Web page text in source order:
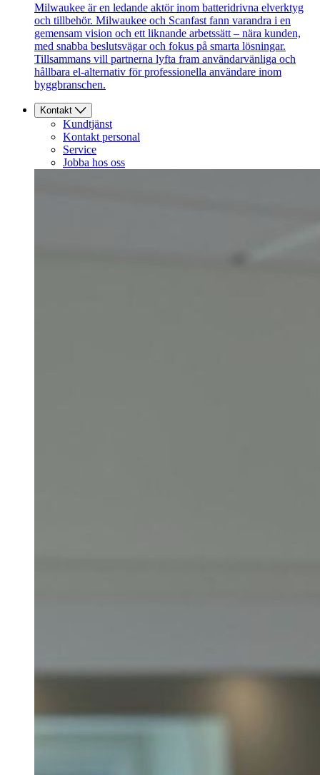
Milwaukee är en ledande aktör inom batteridrivna elverktyg
och tillbehör. Milwaukee och Scanfast fann varandra i en
gemensam vision och ett liknande arbetssätt – nära kunden,
med snabba beslutsvägar och fokus på smarta lösningar.
Tillsammans vill partnerna lyfta fram användarvänliga och
hållbara el-alternativ för professionella användare inom
byggbranschen.
Kontakt
Kundtjänst
Kontakt personal
Service
Jobba hos oss